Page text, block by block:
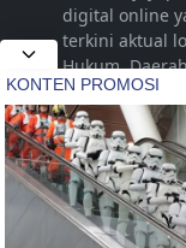
digital online
terkini aktual
Hukum,
Pertanian,
untuk dan dari
seiring
hingga pada